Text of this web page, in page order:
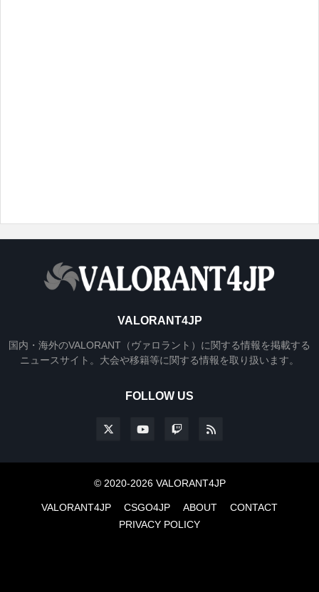
VALORANT4JP
国内・海外のVALORANT（ヴァロラント）に関する情報を掲載する
ニュースサイト。大会や移籍等に関する情報を取り扱います。
FOLLOW US
© 2020-2026 VALORANT4JP
VALORANT4JP CSGO4JP ABOUT
CONTACT
PRIVACY POLICY